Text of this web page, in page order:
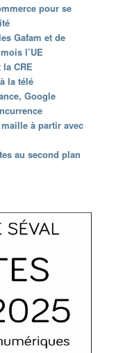
pour se
Gafam et de
l’UE
CRE
la télé
Google
à partir avec
au second plan